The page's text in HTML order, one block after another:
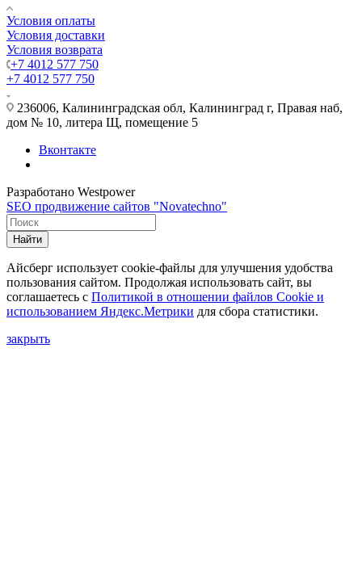
Условия оплаты
Условия доставки
Условия возврата
+7 4012 577 750
+7 4012 577 750
236006, Калининградская обл, Калининград г, Правая наб,
дом № 10, литера Щ, помещение 5
Вконтакте
Разработано Westpower
SEO продвижение сайтов "Novatechno"
Найти
Айсберг использует cookie-файлы для улучшения удобства
пользования сайтом. Продолжая использовать сайт, вы
соглашаетесь с Политикой в отношении файлов Сookie и
использованием Яндекс.Метрики для сбора статистики.
закрыть